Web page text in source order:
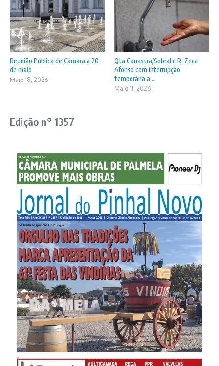
Reunião Pública de Câmara a 20
de maio
Maio 18, 2026
Qta Canastra/Sobral e R. Zeca
Afonso com interrupção
temporária a ...
Maio 11, 2026
Edição n° 1357